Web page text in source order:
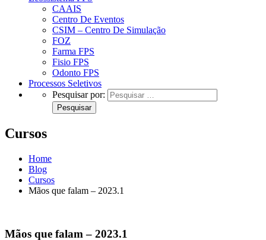
CAAIS
Centro De Eventos
CSIM – Centro De Simulação
FOZ
Farma FPS
Fisio FPS
Odonto FPS
Processos Seletivos
Pesquisar por:
Cursos
Home
Blog
Cursos
Mãos que falam – 2023.1
Mãos que falam – 2023.1